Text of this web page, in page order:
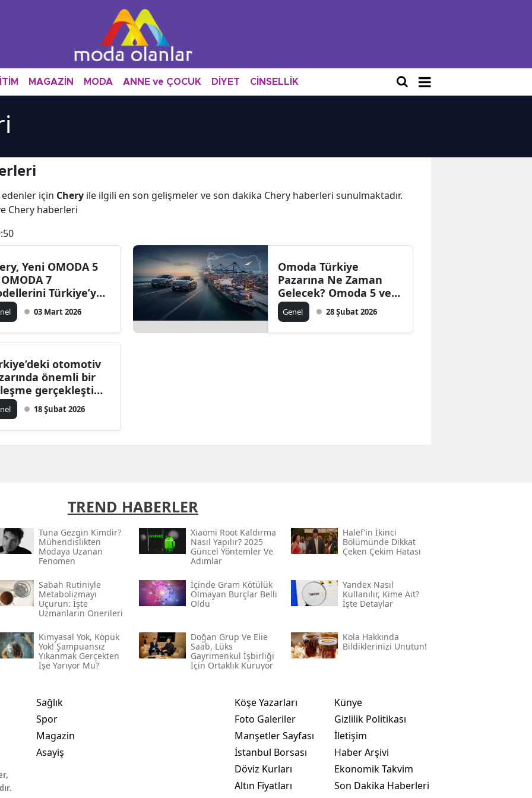
MAGAZİN MODA ANNE ve ÇOCUK DİYET CİNSELLİK
için Chery ile ilgili en son gelişmeler ve son dakika Chery haberleri sunulmaktadır.
Chery haberleri
Yeni OMODA 5
7
Türkiye’ye
Mi?
03 Mart 2026
Omoda Türkiye
Pazarına Ne Zaman
Gelecek? Omoda 5 ve
Omoda 7 Hakkında
Bilmeniz Gerekenler
Genel 28 Şubat 2026
otomotiv
önemli bir
gerçekleşti
18 Şubat 2026
TREND HABERLER
Tuna Gezgin Kimdir?
Mühendislikten
Modaya Uzanan
Fenomen
Xiaomi Root Kaldırma
Nasıl Yapılır? 2025
Güncel Yöntemler Ve
Adımlar
Halef’in İkinci
Bölümünde Dikkat
Çeken Çekim Hatası
Sabah Rutiniyle
Metabolizmayı
Uçurun: İşte
Uzmanların Önerileri
İçinde Gram Kötülük
Olmayan Burçlar Belli
Oldu
Yandex Nasıl
Kullanılır, Kime Ait?
İşte Detaylar
Kimyasal Yok, Köpük
Yok! Şampuansız
Yıkanmak Gerçekten
İşe Yarıyor Mu?
Doğan Grup Ve Elie
Saab, Lüks
Gayrimenkul İşbirliği
İçin Ortaklık Kuruyor
Kola Hakkında
Bildiklerinizi Unutun!
Sağlık
Spor
Magazin
Asayiş
Köşe Yazarları
Foto Galeriler
Manşetler Sayfası
İstanbul Borsası
Döviz Kurları
Altın Fiyatları
Künye
Gizlilik Politikası
İletişim
Haber Arşivi
Ekonomik Takvim
Son Dakika Haberleri